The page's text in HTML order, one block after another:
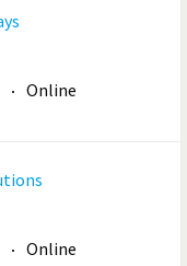
Online
Online